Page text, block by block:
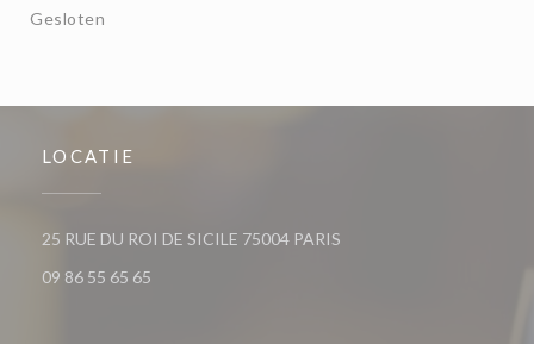
Gesloten
LOCATIE
25 RUE DU ROI DE SICILE 75004 PARIS
09 86 55 65 65